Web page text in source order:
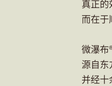
真正的
而在于
微瀑布
源自东
并经十